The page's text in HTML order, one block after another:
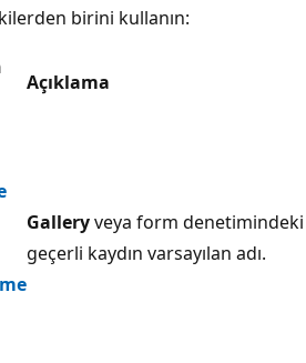
birini kullanın:
Açıklama
Galleryveya form denetimindeki
geçerli kaydın varsayılan adı.